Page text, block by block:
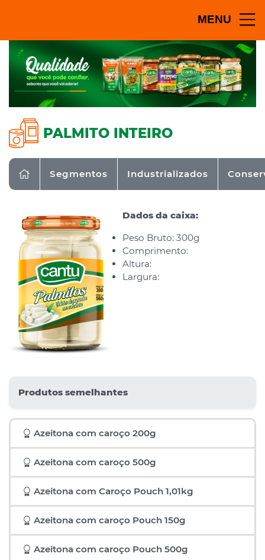
MENU
PALMITO INTEIRO
Segmentos Industrializados
Dados da caixa:
Peso Bruto: 300g
Comprimento:
Altura:
Largura:
Produtos semelhantes
Azeitona com caroço 200g
Azeitona com caroço 500g
Azeitona com Caroço Pouch 1,01kg
Azeitona com caroço Pouch 150g
Azeitona com caroço Pouch 500g